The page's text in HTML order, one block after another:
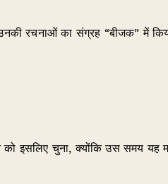
रचनाओं का संग्रह “बीजक” में
इसलिए चुना, क्योंकि उस समय यह